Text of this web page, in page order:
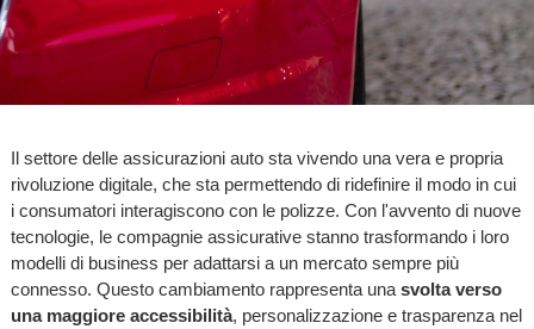
Il settore delle assicurazioni auto sta vivendo una vera e propria
rivoluzione digitale, che sta permettendo di ridefinire il modo in cui
i consumatori interagiscono con le polizze. Con l'avvento di nuove
tecnologie, le compagnie assicurative stanno trasformando i loro
modelli di business per adattarsi a un mercato sempre più
connesso. Questo cambiamento rappresenta una svolta verso
una maggiore accessibilità, personalizzazione e trasparenza nel